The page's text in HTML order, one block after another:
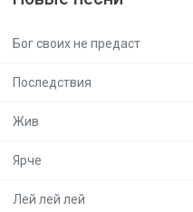
Бог своих не предаст
Последствия
Жив
Ярче
Лей лей лей